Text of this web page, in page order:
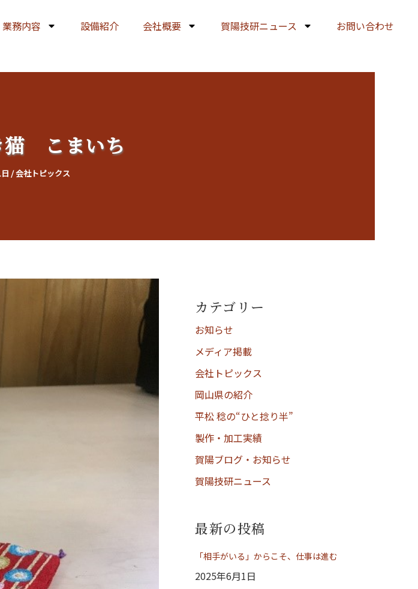
業務内容 設備紹介 会社概要 賀陽技研ニュース お問い合わせ
猫 こまいち
/会社トピックス
カテゴリー
お知らせ
メディア掲載
会社トピックス
岡山県の紹介
平松 稔の“ひと捻り半”
製作・加工実績
賀陽ブログ・お知らせ
賀陽技研ニュース
最新の投稿
「相手がいる」からこそ、仕事は進む
2025年6月1日